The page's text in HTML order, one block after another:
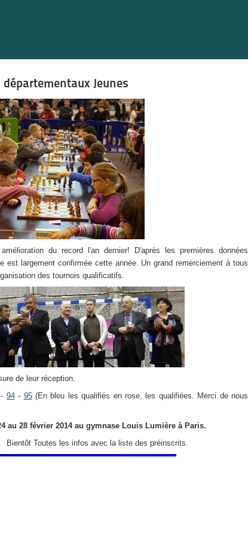
Jeunes
du record l'an dernier! D'après les premières données
est largement confirmée cette année. Un grand remerciement à tous
des tournois qualificatifs.
de leur réception.
- 94- 95(En bleu les qualifiés en rose, les qualifiées. Merci de nous
au 28 février 2014 au gymnase Louis Lumière à Paris.
Toutes les infos avec la liste des préinscrits.